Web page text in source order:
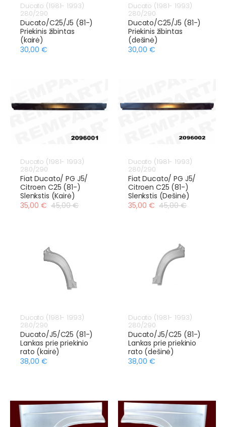
Ducato (1981- 1993)
280/290
Ducato/C25/J5 (81-)
Priekinis žibintas
(kairė)
30,00 €
Ducato (1981- 1993)
280/290
Ducato/C25/J5 (81-)
Priekinis žibintas
(dešinė)
30,00 €
Ducato (1981- 1993)
280/290
Fiat Ducato/ PG J5/
Citroen C25 (81-)
Slenkstis (Kairė)
35,00 € 45,00 €
Ducato (1981- 1993)
280/290
Fiat Ducato/ PG J5/
Citroen C25 (81-)
Slenkstis (Dešinė)
35,00 € 45,00 €
Ducato (1981- 1993)
280/290
Ducato/J5/C25 (81-)
Lankas prie priekinio
rato (kairė)
38,00 €
Ducato (1981- 1993)
280/290
Ducato/J5/C25 (81-)
Lankas prie priekinio
rato (dešinė)
38,00 €